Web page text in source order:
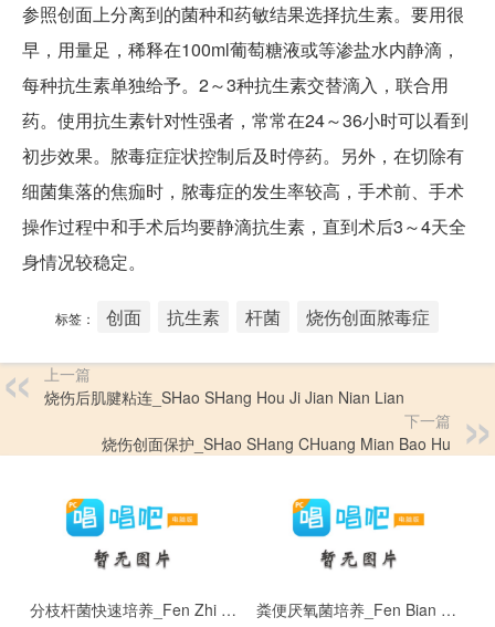
参照创面上分离到的菌种和药敏结果选择抗生素。要用很
早，用量足，稀释在100ml葡萄糖液或等渗盐水内静滴，
每种抗生素单独给予。2～3种抗生素交替滴入，联合用
药。使用抗生素针对性强者，常常在24～36小时可以看到
初步效果。脓毒症症状控制后及时停药。另外，在切除有
细菌集落的焦痂时，脓毒症的发生率较高，手术前、手术
操作过程中和手术后均要静滴抗生素，直到术后3～4天全
身情况较稳定。
标签： 创面 抗生素 杆菌 烧伤创面脓毒症
上一篇
烧伤后肌腱粘连_SHao SHang Hou Ji Jian Nian Lian
下一篇
烧伤创面保护_SHao SHang CHuang Mian Bao Hu
分枝杆菌快速培养_Fen Zhi Gan Jun Kuai Su Pei Yang 粪便厌氧菌培养_Fen Bian Yan Yang Jun Pei Yang